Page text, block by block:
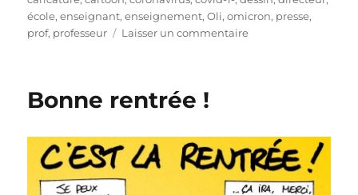
école,enseignant,enseignement,Oli,omicron, presse,
prof, professeur Laisser un commentairesur
Bonne rentrée !